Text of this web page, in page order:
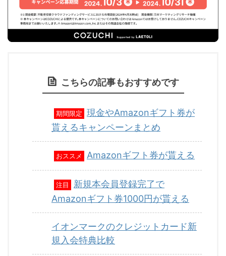
こちらの記事もおすすめです
期間限定
現金やAmazonギフト券が
貰えるキャンペーンまとめ
おススメ Amazonギフト券が貰える
注目
新規本会員登録完了で
Amazonギフト券1000円が貰える
イオンマークのクレジットカード新
規入会特典比較